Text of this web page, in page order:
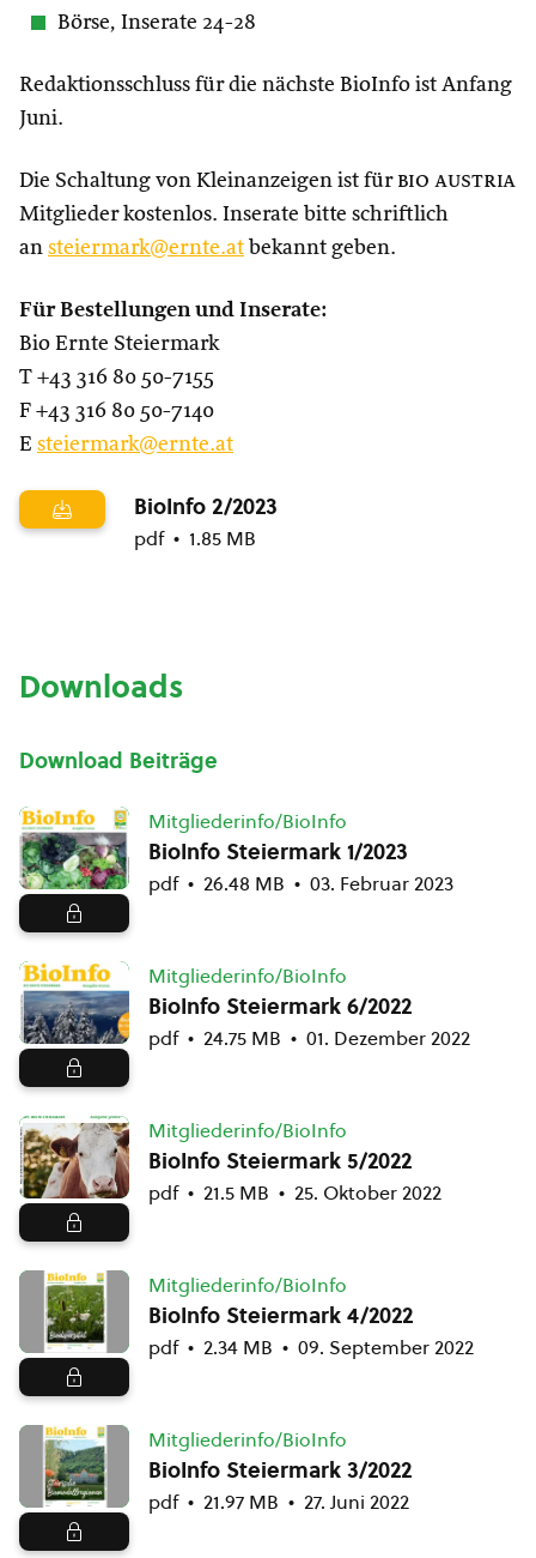
Börse, Inserate 24-28
Redaktionsschluss für die nächste BioInfo ist Anfang
Juni.
Die Schaltung von Kleinanzeigen ist für bio austria
Mitglieder kostenlos. Inserate bitte schriftlich
an steiermark@ernte.at bekannt geben.
Für Bestellungen und Inserate:
Bio Ernte Steiermark
T +43 316 80 50-7155
F +43 316 80 50-7140
E steiermark@ernte.at
BioInfo 2/2023
pdf 1.85 MB
Downloads
Download Beiträge
Mitgliederinfo/BioInfo
BioInfo Steiermark 1/2023
pdf 26.48 MB 03. Februar 2023
Mitgliederinfo/BioInfo
BioInfo Steiermark 6/2022
pdf 24.75 MB 01. Dezember 2022
Mitgliederinfo/BioInfo
BioInfo Steiermark 5/2022
pdf 21.5 MB 25. Oktober 2022
Mitgliederinfo/BioInfo
BioInfo Steiermark 4/2022
pdf 2.34 MB 09. September 2022
Mitgliederinfo/BioInfo
BioInfo Steiermark 3/2022
pdf 21.97 MB 27. Juni 2022